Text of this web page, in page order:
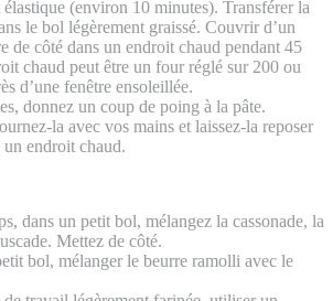
élastique (environ 10 minutes). Transférer la
le bol légèrement graissé. Couvrir d’un
de côté dans un endroit chaud pendant 45
chaud peut être un four réglé sur 200 ou
d’une fenêtre ensoleillée.
donnez un coup de poing à la pâte.
la avec vos mains et laissez-la reposer
un endroit chaud.
dans un petit bol, mélangez la cassonade, la
Mettez de côté.
bol, mélanger le beurre ramolli avec le